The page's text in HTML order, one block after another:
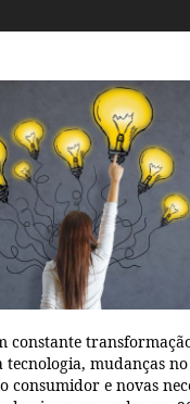
constante
mudanças no
consumidor e novas